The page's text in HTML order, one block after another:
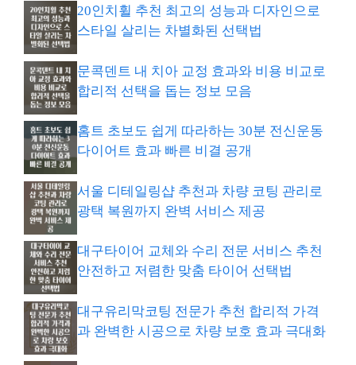
20인치휠 추천 최고의 성능과 디자인으로
스타일 살리는 차별화된 선택법
문콕덴트 내 치아 교정 효과와 비용 비교로
합리적 선택을 돕는 정보 모음
홈트 초보도 쉽게 따라하는 30분 전신운동
다이어트 효과 빠른 비결 공개
서울 디테일링샵 추천과 차량 코팅 관리로
광택 복원까지 완벽 서비스 제공
대구타이어 교체와 수리 전문 서비스 추천
안전하고 저렴한 맞춤 타이어 선택법
대구유리막코팅 전문가 추천 합리적 가격
과 완벽한 시공으로 차량 보호 효과 극대화